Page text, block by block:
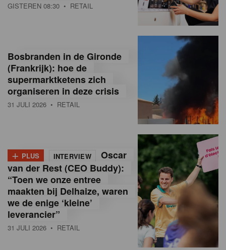
GISTEREN 08:30 • RETAIL
Bosbranden in de Gironde
(Frankrijk): hoe de
supermarktketens zich
organiseren in deze crisis
31 JULI 2026 • RETAIL
+ PLUS INTERVIEW
Oscar
van der Rest (CEO Buddy):
“Toen we onze entree
maakten bij Delhaize, waren
we de enige ‘kleine’
leverancier”
31 JULI 2026 • RETAIL